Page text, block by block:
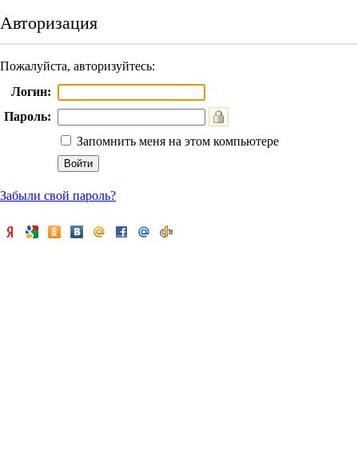
Авторизация
Пожалуйста, авторизуйтесь:
Логин:
Пароль:
Запомнить меня на этом компьютере
Забыли свой пароль?